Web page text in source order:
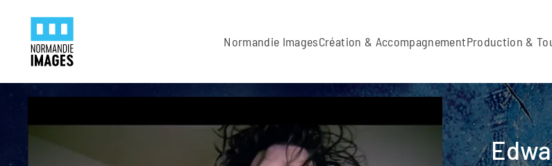
Skip to main content
Normandie ImagesCréation & AccompagnementProduction &